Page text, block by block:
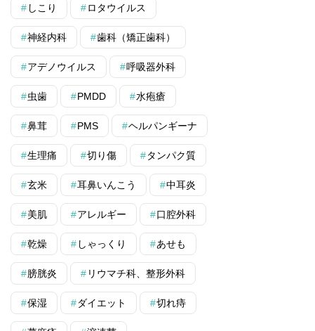
しこり ロタウイルス
神経内科 歯科（矯正歯科）
アデノウイルス 呼吸器外科
虫歯 PMDD 水疱瘡
鼻茸 PMS ヘルパンギーナ
生理痛 切り傷 タンパク質
玄米 耳鼻いんこう 中耳炎
美肌 アレルギー 口腔外科
乾燥 しゃっくり あせも
膀胱炎 リウマチ科、整形外科
保湿 ダイエット 切れ痔